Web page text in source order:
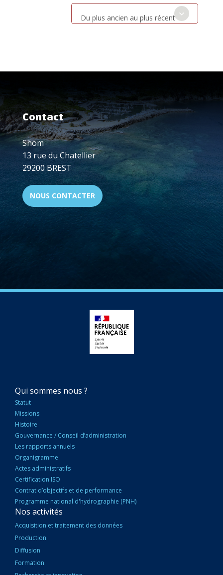
Du plus ancien au plus récent
Contact
Shom
13 rue du Chatellier
29200 BREST
NOUS CONTACTER
NAVIGATION
PRINCIPALE
Qui sommes nous ?
Statut
Missions
Histoire
Gouvernance / Conseil d’administration
Les rapports annuels
Organigramme
Actes administratifs
Certification ISO
Contrat d’objectifs et de performance
Programme national d'hydrographie (PNH)
Nos activités
Acquisition et traitement des données
Production
Diffusion
Formation